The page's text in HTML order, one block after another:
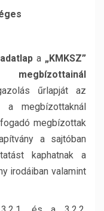
a „KMKSZ”
megbízottainál
űrlapját az
a megbízottaknál
megbízottak
a sajtóban
kaphatnak a
irodáiban valamint